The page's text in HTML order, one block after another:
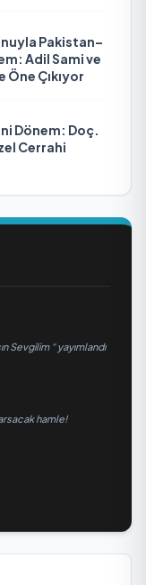
Pakistan–
Adil Sami ve
Çıkıyor
Dönem: Doç.
Cerrahi
Sevgilim “ yayımlandı
hamle!